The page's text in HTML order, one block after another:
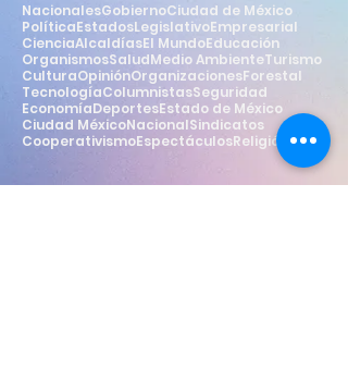
NacionalesGobiernoCiudad de México
PolíticaEstadosLegislativoEmpresarial
CienciaAlcaldíasEl MundoEducación
OrganismosSaludMedio AmbienteTurismo
CulturaOpiniónOrganizacionesForestal
TecnologíaColumnistasSeguridad
EconomíaDeportesEstado de México
Ciudad MéxicoNacionalSindicatos
CooperativismoEspectáculosReligión Estilo